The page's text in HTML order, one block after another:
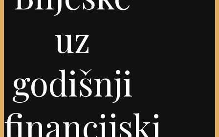
uz
godišnji
financijski